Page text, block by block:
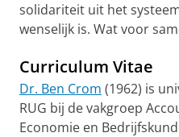
solidariteit uit het
wenselijk is. Wat voor
Curriculum Vitae
Dr. Ben Crom (1962) is
RUG bij de vakgroep
Economie en